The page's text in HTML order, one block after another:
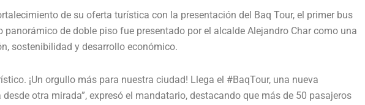
de su oferta turística con la presentación del Baq Tour, el primer bus
de doble piso fue presentado por el alcalde Alejandro Char como una
sostenibilidad y desarrollo económico.
¡Un orgullo más para nuestra ciudad! Llega el #BaqTour, una nueva
otra mirada”, expresó el mandatario, destacando que más de 50 pasajeros